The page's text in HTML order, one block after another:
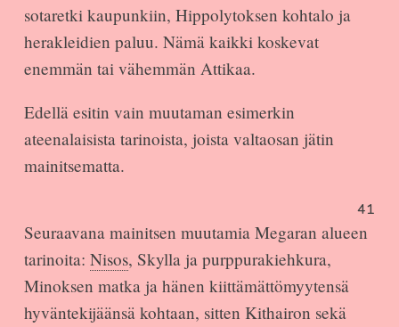
sotaretki kaupunkiin, Hippolytoksen kohtalo ja
herakleidien paluu. Nämä kaikki koskevat
enemmän tai vähemmän Attikaa.
Edellä esitin vain muutaman esimerkin
ateenalaisista tarinoista, joista valtaosan jätin
mainitsematta.
41
Seuraavana mainitsen muutamia Megaran alueen
tarinoita: Nisos, Skylla ja purppurakiehkura,
Minoksen matka ja hänen kiittämättömyytensä
hyväntekijäänsä kohtaan, sitten Kithairon sekä